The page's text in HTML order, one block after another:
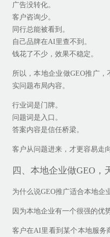
广告没转化。
客户咨询少。
同行总能被看到。
自己品牌在AI里查不到。
钱花了不少，效果不稳定。
所以，本地企业做GEO推广
实问题布局内容。
行业词是门牌。
问题词是入口。
答案内容是信任桥梁。
客户从问题进来，才更容易走
四、本地企业做GEO，
为什么说GEO推广适合本地企
因为本地企业有一个很强的优
客户在AI里看到某个本地服务